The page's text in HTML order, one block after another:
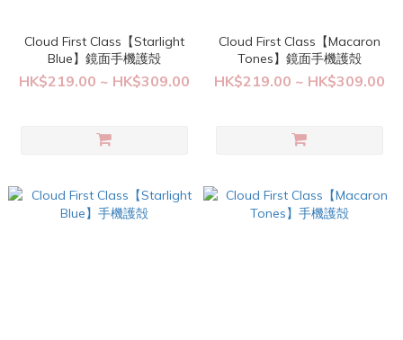
Cloud First Class【Starlight
Blue】鏡面手機護殻
HK$219.00 ~ HK$309.00
Cloud First Class【Macaron
Tones】鏡面手機護殻
HK$219.00 ~ HK$309.00